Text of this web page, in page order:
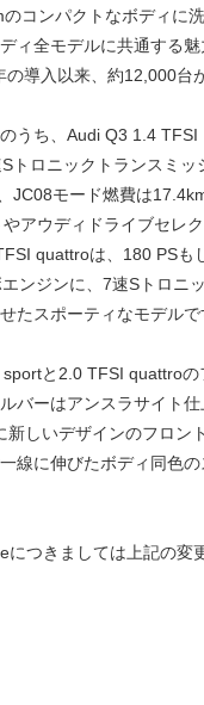
コンパクトなボディに
ィ全モデルに共通する
導入以来、約12,000台
うち、Audi Q3 1.4
トロニックトランスミ
JC08モード燃費は
アウディドライブセレ
quattroは、180 PS
ンジンに、7速Sトロニ
たスポーティなモデルで
と2.0 TFSI quattro
バーはアンスラサイト
新しいデザインのフロン
線に伸びたボディ同色
つきましては上記の変